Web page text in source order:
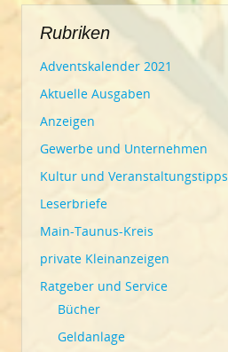
Rubriken
Adventskalender 2021
Aktuelle Ausgaben
Anzeigen
Gewerbe und Unternehmen
Kultur und Veranstaltungstipps
Leserbriefe
Main-Taunus-Kreis
private Kleinanzeigen
Ratgeber und Service
Bücher
Geldanlage